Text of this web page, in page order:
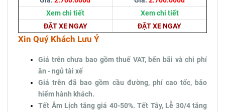
Xem chi tiết
Xem chi tiết
ĐẶT XE NGAY
ĐẶT XE NGAY
Xin Quý Khách Lưu Ý
Giá trên chưa bao gồm thuế VAT, bến bãi và chi phí
ăn - ngủ tài xế
Giá trên đã bao gồm cầu đường, phí cao tốc, bảo
hiểm hành khách.
Tết Âm Lịch tăng giá 40-50%. Tết Tây, Lễ 30/4 tăng